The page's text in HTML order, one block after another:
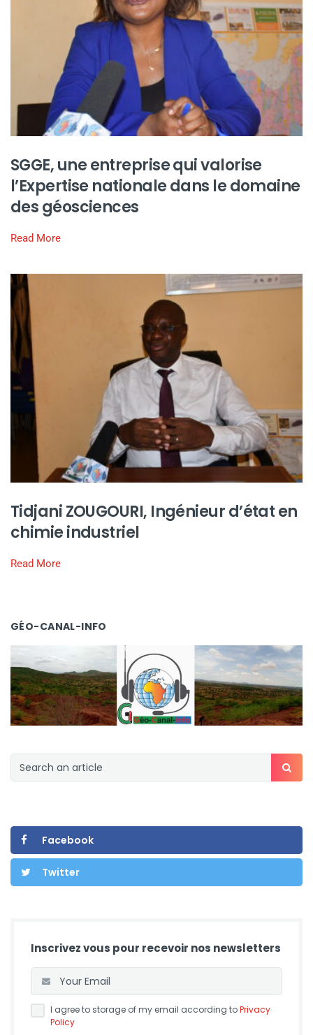
SGGE, une entreprise qui valorise
l’Expertise nationale dans le domaine
des géosciences
Read More
Tidjani ZOUGOURI, Ingénieur d’état en
chimie industriel
Read More
GÉO-CANAL-INFO
Facebook
Twitter
Inscrivez vous pour recevoir nos newsletters
I agree to storage of my email according toPrivacy
Policy